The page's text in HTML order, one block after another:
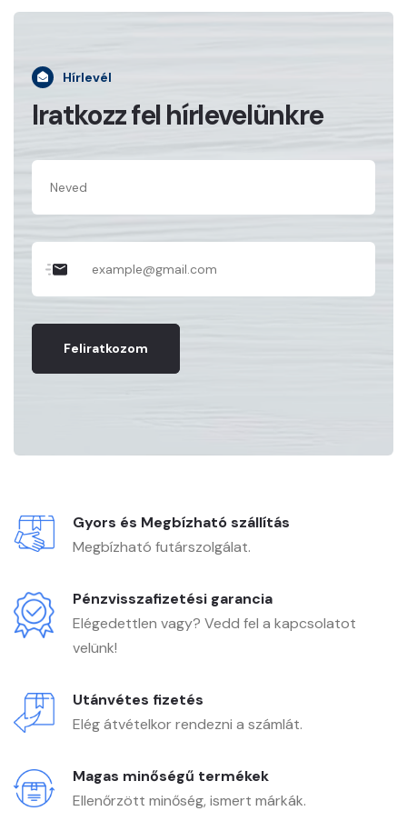
Hírlevél
Iratkozz fel hírlevelünkre
Feliratkozom
Gyors és Megbízható szállítás
Megbízható futárszolgálat.
Pénzvisszafizetési garancia
Elégedettlen vagy? Vedd fel a kapcsolatot
velünk!
Utánvétes fizetés
Elég átvételkor rendezni a számlát.
Magas minőségű termékek
Ellenőrzött minőség, ismert márkák.